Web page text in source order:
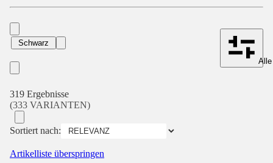
Schwarz
319 Ergebnisse
(333 VARIANTEN)
Sortiert nach:
Artikelliste überspringen